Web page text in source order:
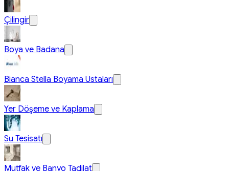
Çilingir
Boya ve Badana
Bianca Stella Boyama Ustaları
Yer Döşeme ve Kaplama
Su Tesisatı
Mutfak ve Banyo Tadilat